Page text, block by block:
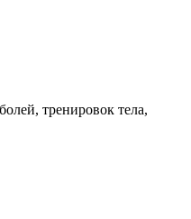
тренировок тела,